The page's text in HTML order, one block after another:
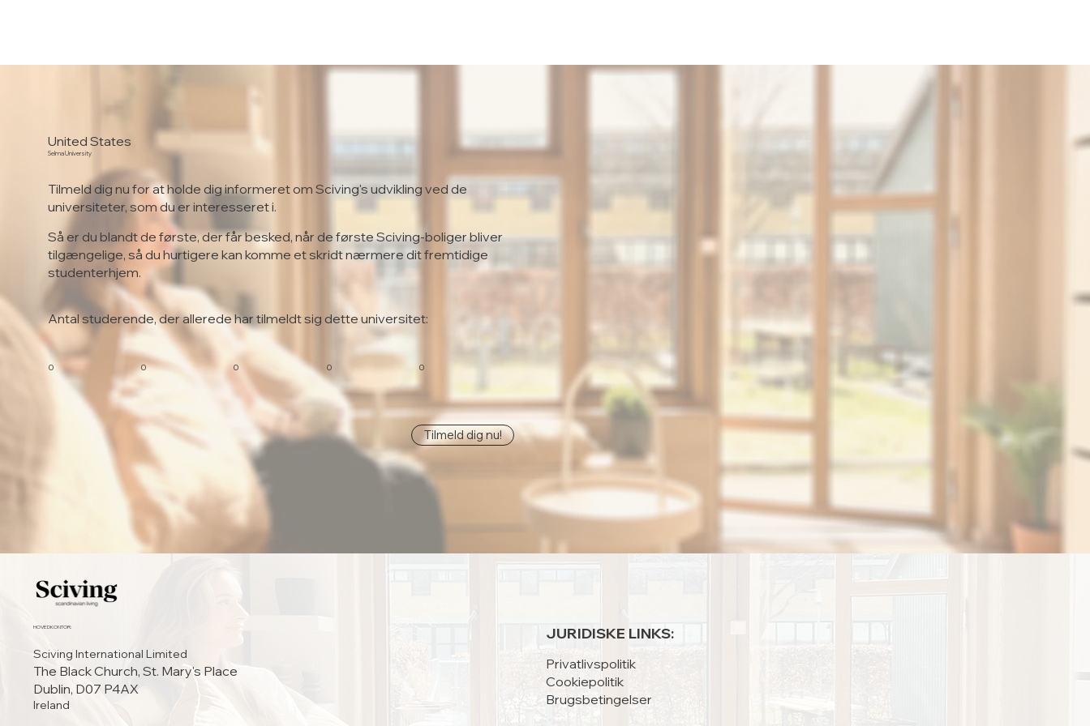
United States
Selma University
Tilmeld dig nu for at holde dig informeret om Sciving's udvikling ved de
universiteter, som du er interesseret i.
Så er du blandt de første, der får besked, når de første Sciving-boliger bliver
tilgængelige, så du hurtigere kan komme et skridt nærmere dit fremtidige
studenterhjem.
Antal studerende, der allerede har tilmeldt sig dette universitet:
0
0
0
0
0
Tilmeld dig nu!
HOVEDKONTOR:
Sciving International Limited
The Black Church, St. Mary's Place
Dublin, D07 P4AX
Ireland
JURIDISKE LINKS:
Privatlivspolitik
Cookiepolitik
Brugsbetingelser